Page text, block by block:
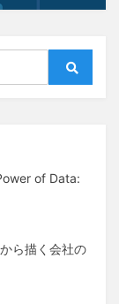
検
of Data:
ら描く会社の